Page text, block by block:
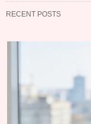
RECENT POSTS